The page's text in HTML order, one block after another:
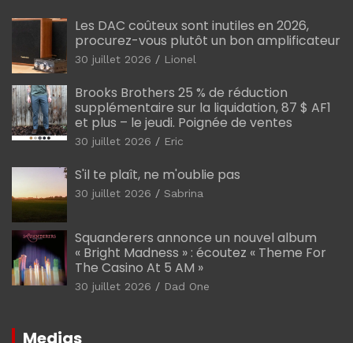
Les DAC coûteux sont inutiles en 2026,
procurez-vous plutôt un bon amplificateur
30 juillet 2026 Lionel
Brooks Brothers 25 % de réduction
supplémentaire sur la liquidation, 87 $ AF1
et plus – le jeudi. Poignée de ventes
30 juillet 2026 Eric
S'il te plaît, ne m'oublie pas
30 juillet 2026 Sabrina
Squanderers annonce un nouvel album
« Bright Madness » : écoutez « Theme For
The Casino At 5 AM »
30 juillet 2026 Dad One
Medias